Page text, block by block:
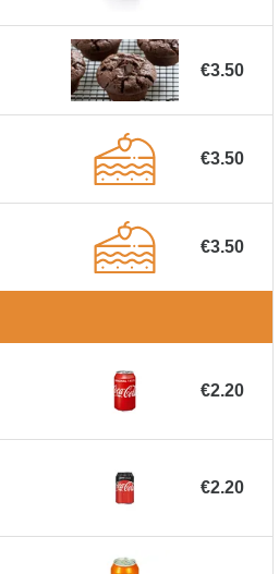
€3.50
€3.50
€3.50
€2.20
€2.20